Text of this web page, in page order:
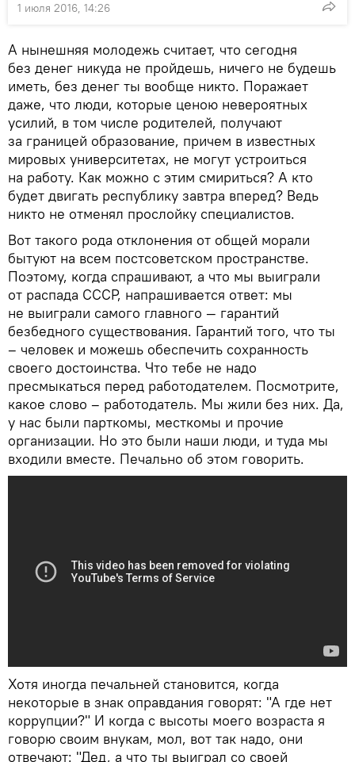
1 июля 2016, 14:26
А нынешняя молодежь считает, что сегодня
без денег никуда не пройдешь, ничего не будешь
иметь, без денег ты вообще никто. Поражает
даже, что люди, которые ценою невероятных
усилий, в том числе родителей, получают
за границей образование, причем в известных
мировых университетах, не могут устроиться
на работу. Как можно с этим смириться? А кто
будет двигать республику завтра вперед? Ведь
никто не отменял прослойку специалистов.
Вот такого рода отклонения от общей морали
бытуют на всем постсоветском пространстве.
Поэтому, когда спрашивают, а что мы выиграли
от распада СССР, напрашивается ответ: мы
не выиграли самого главного — гарантий
безбедного существования. Гарантий того, что ты
– человек и можешь обеспечить сохранность
своего достоинства. Что тебе не надо
пресмыкаться перед работодателем. Посмотрите,
какое слово – работодатель. Мы жили без них. Да,
у нас были парткомы, месткомы и прочие
организации. Но это были наши люди, и туда мы
входили вместе. Печально об этом говорить.
Хотя иногда печальней становится, когда
некоторые в знак оправдания говорят: "А где нет
коррупции?" И когда с высоты моего возраста я
говорю своим внукам, мол, вот так надо, они
отвечают: "Дед, а что ты выиграл со своей